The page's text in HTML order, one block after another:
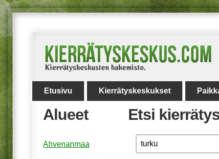
Etusivu Kierrätyskeskukset
Etsi
Alueet
Ahvenanmaa